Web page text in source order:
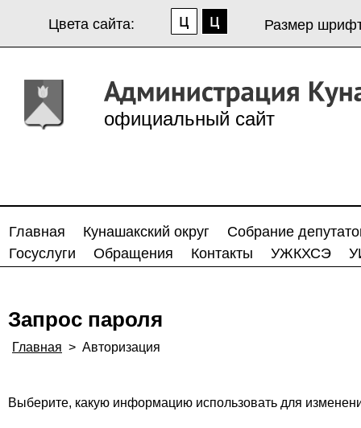
Цвета сайта: Размер
официальный сайт
Главная Кунашакский округ
Собрание
Госуслуги
Обращения Контакты УЖКХСЭ
Запрос пароля
Главная > Авторизация
Выберите, какую информацию использовать для